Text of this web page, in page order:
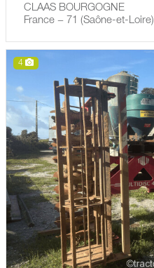
CLAAS BOURGOGNE
France − 71 (Saône-et-Loire)
4